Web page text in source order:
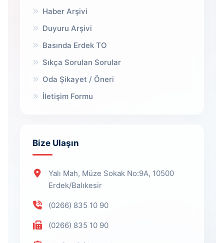
Haber Arşivi
Duyuru Arşivi
Basında Erdek TO
Sıkça Sorulan Sorular
Oda Şikayet / Öneri
İletişim Formu
Bize Ulaşın
Yalı Mah, Müze Sokak No:9A, 10500
Erdek/Balıkesir
(0266) 835 10 90
(0266) 835 10 90